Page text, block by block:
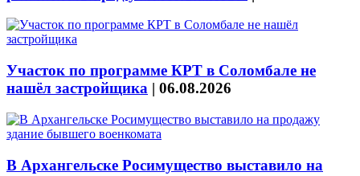
Участок по программе КРТ в Соломбале не
нашёл застройщика | 06.08.2026
В Архангельске Росимущество выставило на